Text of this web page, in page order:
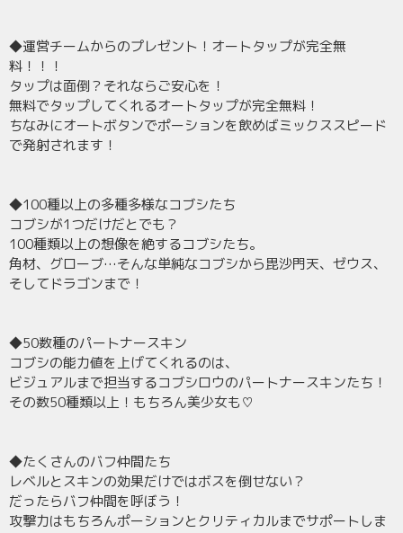
◆運営チームからのプレゼント！オートタップが完全無
料！！！
タップは面倒？それならご安心を！
無料でタップしてくれるオートタップが完全無料！
ちなみにオートボタンでポーションを飲めばミックススピード
で発射されます！
◆100種以上の多種多様なコブシたち
コブシが1つだけだとでも？
100種類以上の想像を絶するコブシたち。
角材、グローブ…そんな単純なコブシから毘沙門天、ゼウス、
そしてドラゴンまで！
◆50数種のパートナースキン
コブシの能力値を上げてくれるのは、
ビジュアルまで担当するコブシロウのパートナースキンたち！
その数50種類以上！もちろん美少女も♡
◆たくさんのバフ仲間たち
レベルとスキンの効果だけではボスを倒せない？
だったらバフ仲間を呼ぼう！
攻撃力はもちろんポーションとクリティカルまでサポートしま